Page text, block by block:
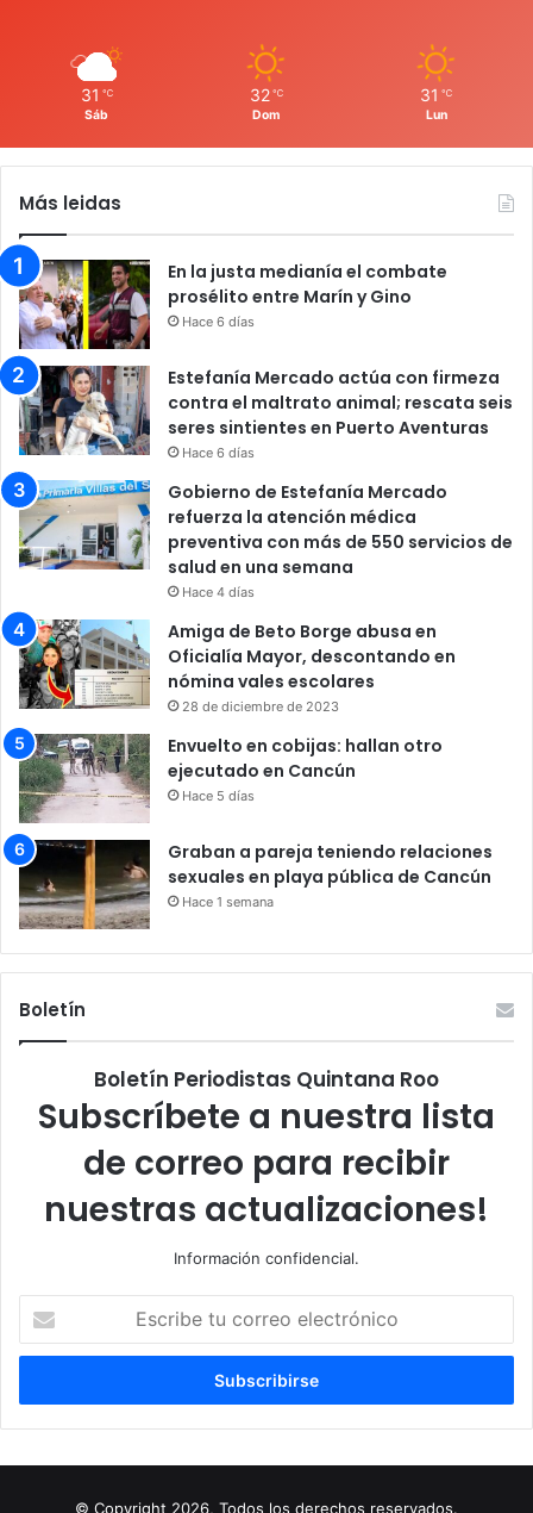
31 ℃
Sáb
32 ℃
Dom
31 ℃
Lun
Más leidas
En la justa medianía el combate
prosélito entre Marín y Gino
Hace 6 días
Estefanía Mercado actúa con firmeza
contra el maltrato animal; rescata seis
seres sintientes en Puerto Aventuras
Hace 6 días
Gobierno de Estefanía Mercado
refuerza la atención médica
preventiva con más de 550 servicios de
salud en una semana
Hace 4 días
Amiga de Beto Borge abusa en
Oficialía Mayor, descontando en
nómina vales escolares
28 de diciembre de 2023
Envuelto en cobijas: hallan otro
ejecutado en Cancún
Hace 5 días
Graban a pareja teniendo relaciones
sexuales en playa pública de Cancún
Hace 1 semana
Boletín
Boletín Periodistas Quintana Roo
Subscríbete a nuestra lista
de correo para recibir
nuestras actualizaciones!
Información confidencial.
correo
© Copyright 2026, Todos los derechos reservados.